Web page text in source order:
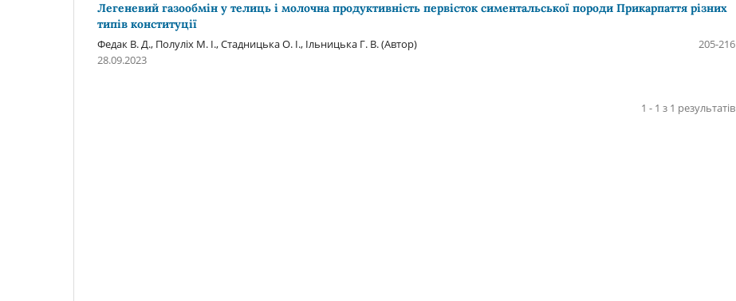
Легеневий газообмін у телиць і молочна продуктивність первісток симентальської породи Прикарпаття різних
типів конституції
Федак В. Д., Полуліх М. І., Стадницька О. І., Ільницька Г. В. (Автор)
205-216
28.09.2023
1 - 1 з 1 результатів